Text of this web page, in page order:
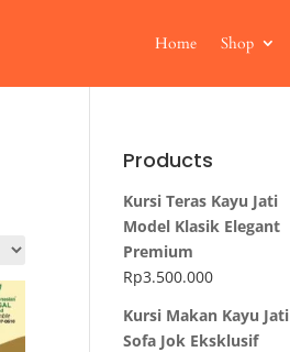
Home Shop
Products
Kursi Teras Kayu Jati
Model Klasik Elegant
Premium
Rp3.500.000
Kursi Makan Kayu Jati
Sofa Jok Eksklusif